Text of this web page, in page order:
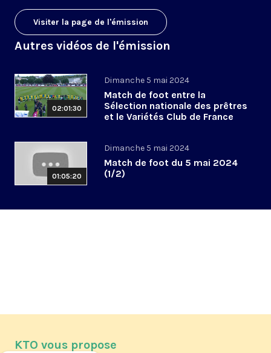
Visiter la page de l'émission
Autres vidéos de l'émission
02:01:30
Dimanche 5 mai 2024
Match de foot entre la
Sélection nationale des prêtres
et le Variétés Club de France
01:05:20
Dimanche 5 mai 2024
Match de foot du 5 mai 2024
(1/2)
KTO vous propose